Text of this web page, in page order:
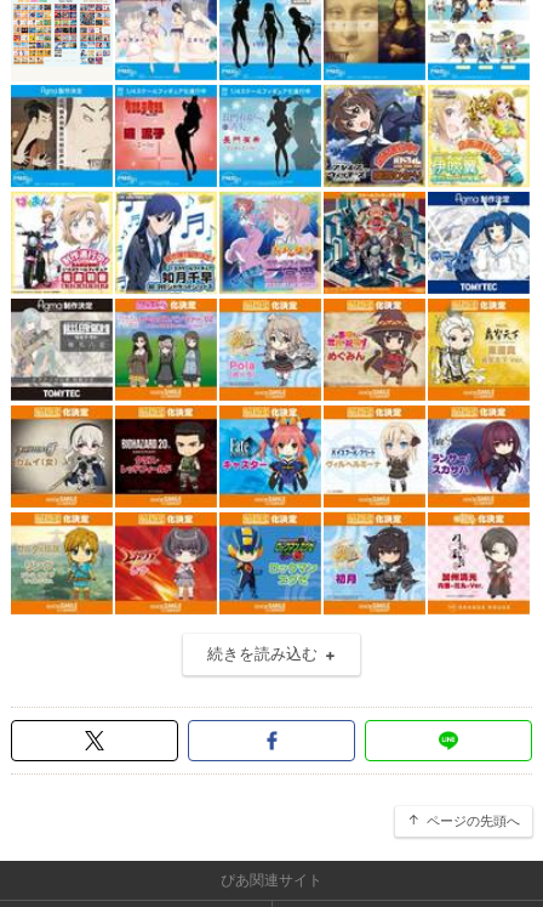
続きを読み込む
ページの先頭へ
ぴあ関連サイト